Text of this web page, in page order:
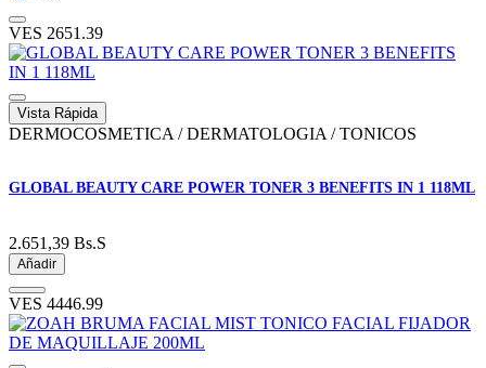
VES 2651.39
Vista Rápida
DERMOCOSMETICA / DERMATOLOGIA / TONICOS
GLOBAL BEAUTY CARE POWER TONER 3 BENEFITS IN 1 118ML
2.651,39 Bs.S
Añadir
VES 4446.99